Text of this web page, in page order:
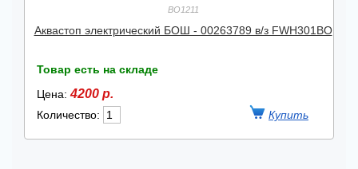
BO1211
Аквастоп электрический БОШ - 00263789 в/з FWH301BO
Товар есть на складе
Цена:4200 р.
Количество: